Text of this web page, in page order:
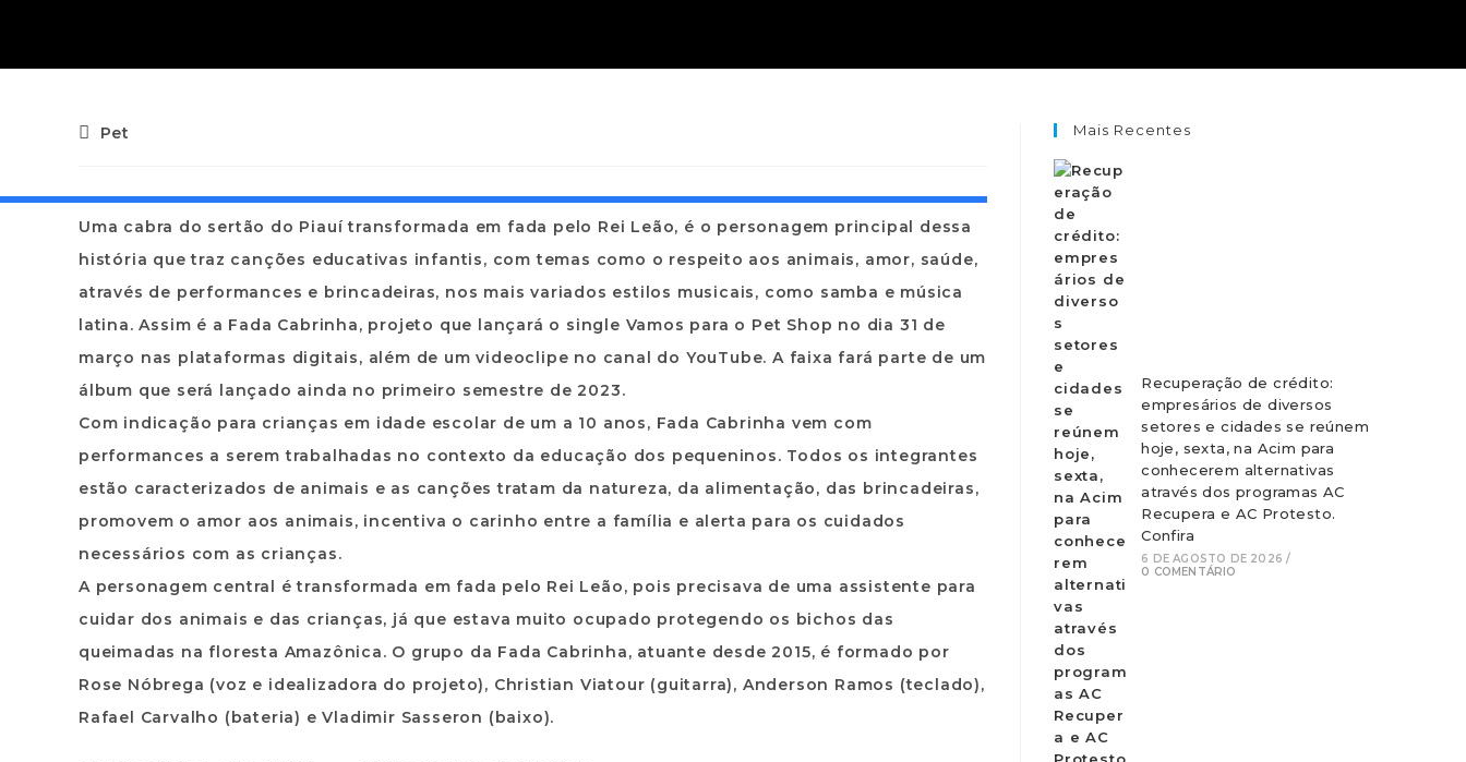
Pet
Uma cabra do sertão do Piauí transformada em fada pelo Rei Leão, é o personagem principal dessa
história que traz canções educativas infantis, com temas como o respeito aos animais, amor, saúde,
através de performances e brincadeiras, nos mais variados estilos musicais, como samba e música
latina. Assim é a Fada Cabrinha, projeto que lançará o single Vamos para o Pet Shop no dia 31 de
março nas plataformas digitais, além de um videoclipe no canal do YouTube. A faixa fará parte de um
álbum que será lançado ainda no primeiro semestre de 2023.
Com indicação para crianças em idade escolar de um a 10 anos, Fada Cabrinha vem com
performances a serem trabalhadas no contexto da educação dos pequeninos. Todos os integrantes
estão caracterizados de animais e as canções tratam da natureza, da alimentação, das brincadeiras,
promovem o amor aos animais, incentiva o carinho entre a família e alerta para os cuidados
necessários com as crianças.
A personagem central é transformada em fada pelo Rei Leão, pois precisava de uma assistente para
cuidar dos animais e das crianças, já que estava muito ocupado protegendo os bichos das
queimadas na floresta Amazônica. O grupo da Fada Cabrinha, atuante desde 2015, é formado por
Rose Nóbrega (voz e idealizadora do projeto), Christian Viatour (guitarra), Anderson Ramos (teclado),
Rafael Carvalho (bateria) e Vladimir Sasseron (baixo).
Mais Recentes
Recuperação de crédito:
empresários de diversos
setores e cidades se reúnem
hoje, sexta, na Acim para
conhecerem alternativas
através dos programas AC
Recupera e AC Protesto.
Confira
6 DE AGOSTO DE 2026 /
0 COMENTÁRIO